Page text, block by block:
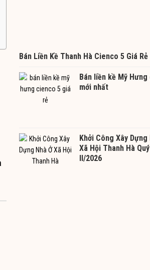
Bán Liền Kề Thanh Hà Cienco 5 Giá Rẻ
Bán liền kề Mỹ
mới nhất
Khởi Công Xây Dựng
Xã Hội Thanh Hà Quý
II/2026